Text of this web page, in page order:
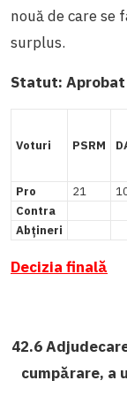
nouă de care se
surplus.
Statut: Aprobat
Voturi PSRM
Pro 21
Contra
Abțineri
Decizia finală
42.6
cumpărare, a